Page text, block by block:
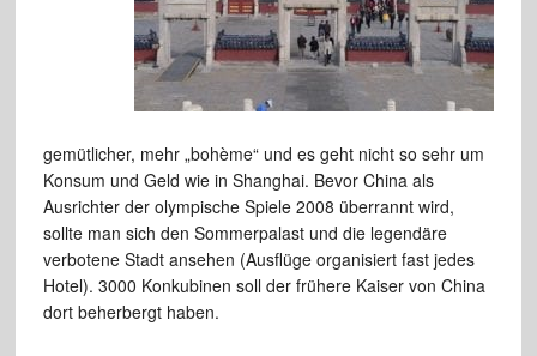
gemütlicher, mehr „bohème“ und es geht nicht so sehr um
Konsum und Geld wie in Shanghai. Bevor China als
Ausrichter der olympische Spiele 2008 überrannt wird,
sollte man sich den Sommerpalast und die legendäre
verbotene Stadt ansehen (Ausflüge organisiert fast jedes
Hotel). 3000 Konkubinen soll der frühere Kaiser von China
dort beherbergt haben.